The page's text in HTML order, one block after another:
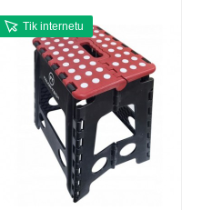
Tik internetu